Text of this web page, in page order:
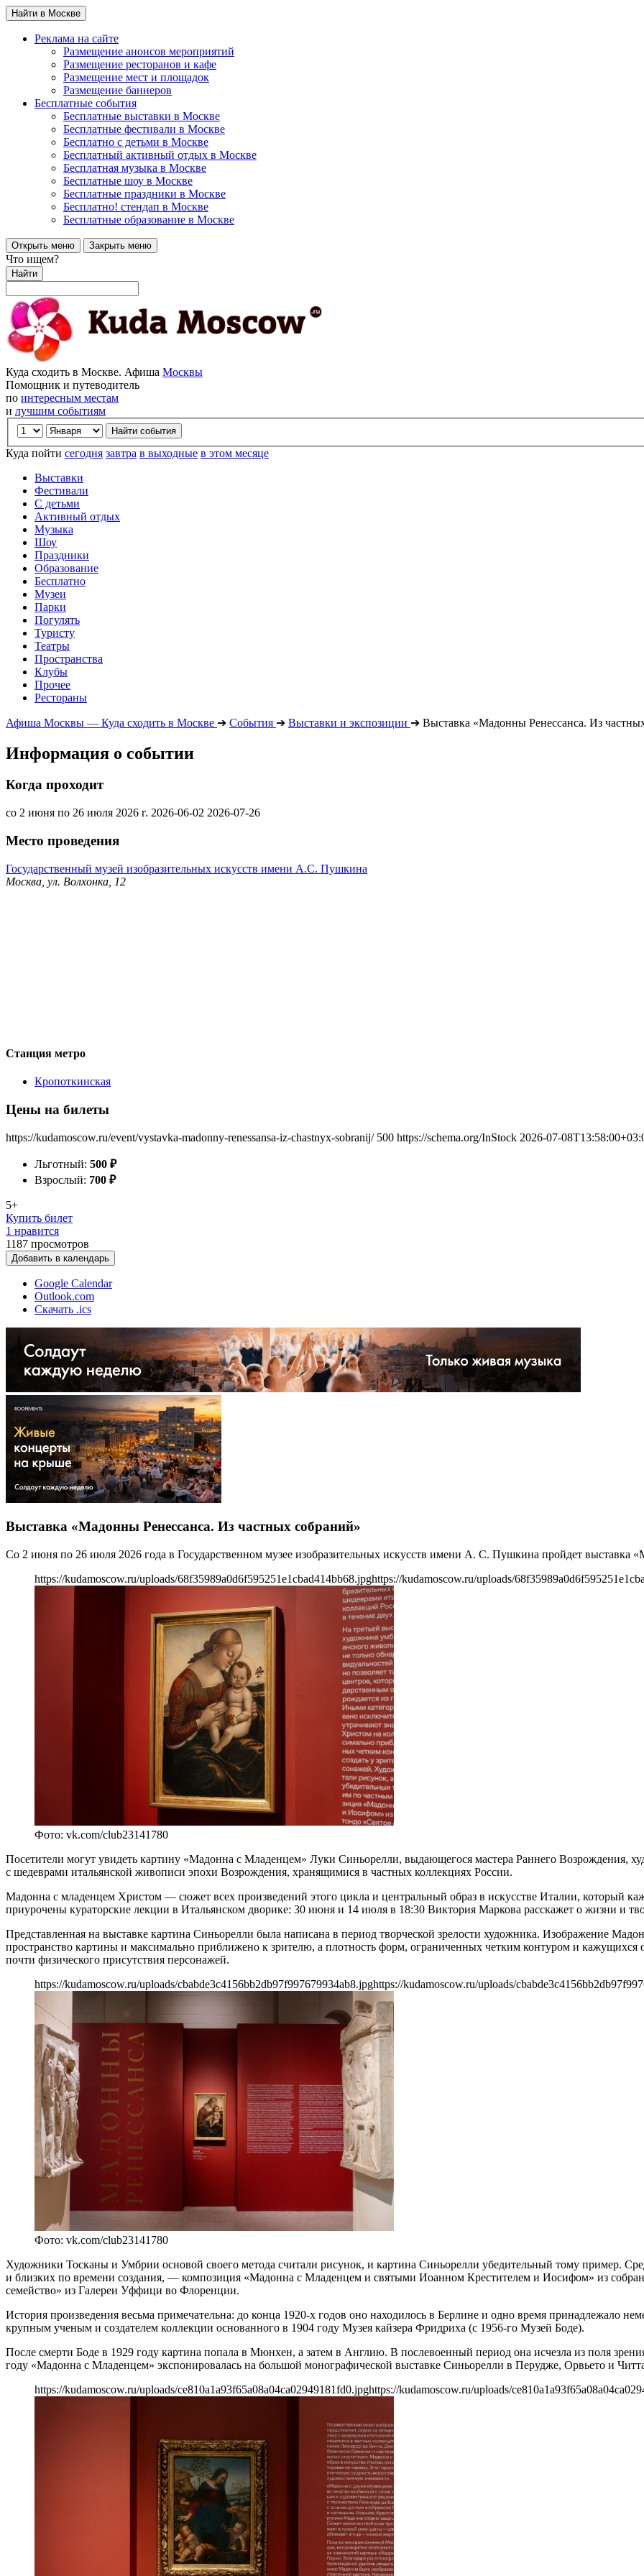
Найти в Москве
Реклама на сайте
Размещение анонсов мероприятий
Размещение ресторанов и кафе
Размещение мест и площадок
Размещение баннеров
Бесплатные события
Бесплатные выставки в Москве
Бесплатные фестивали в Москве
Бесплатно с детьми в Москве
Бесплатный активный отдых в Москве
Бесплатная музыка в Москве
Бесплатные шоу в Москве
Бесплатные праздники в Москве
Бесплатно! стендап в Москве
Бесплатные образование в Москве
Открыть меню Закрыть меню
Что ищем?
Найти
Куда сходить в Москве. Афиша Москвы
Помощник и путеводитель
по интересным местам
и лучшим событиям
Куда пойти сегодня завтра в выходные в этом месяце
Выставки
Фестивали
С детьми
Активный отдых
Музыка
Шоу
Праздники
Образование
Бесплатно
Музеи
Парки
Погулять
Туристу
Театры
Пространства
Клубы
Прочее
Рестораны
Афиша Москвы — Куда сходить в Москве ➔ События ➔ Выставки и экспозиции ➔ Выставка «Мадонны Ренессанса. Из
Информация о событии
Когда проходит
со 2 июня по 26 июля 2026 г. 2026-06-02 2026-07-26
Место проведения
Государственный музей изобразительных искусств имени А.С. Пушкина
Москва, ул. Волхонка, 12
Станция метро
Кропоткинская
Цены на билеты
https://kudamoscow.ru/event/vystavka-madonny-renessansa-iz-chastnyx-sobranij/ 500 https://schema.org/InStock 2026-07-
Льготный: 500 ₽
Взрослый: 700 ₽
5+
Купить билет
1 нравится
1187 просмотров
Добавить в календарь
Google Calendar
Outlook.com
Скачать .ics
Выставка «Мадонны Ренессанса. Из частных собраний»
Со 2 июня по 26 июля 2026 года в Государственном музее изобразительных искусств имени А. С. Пушкина пройдет выставка
https://kudamoscow.ru/uploads/68f35989a0d6f595251e1cbad414bb68.jpghttps://kudamoscow.ru/uploads/
Фото: vk.com/club23141780
Посетители могут увидеть картину «Мадонна с Младенцем» Луки Синьорелли, выдающегося мастера Раннего Возрождения,
с шедеврами итальянской живописи эпохи Возрождения, хранящимися в частных коллекциях России.
Мадонна с младенцем Христом — сюжет всех произведений этого цикла и центральный образ в искусстве Италии, который
приурочены кураторские лекции в Итальянском дворике: 30 июня и 14 июля в 18:30 Виктория Маркова расскажет о жизни и
Представленная на выставке картина Синьорелли была написана в период творческой зрелости художника. Изображение
пространство картины и максимально приближено к зрителю, а плотность форм, ограниченных четким контуром и кажущихся
почти физического присутствия персонажей.
https://kudamoscow.ru/uploads/cbabde3c4156bb2db97f997679934ab8.jpghttps://kudamoscow.ru/uploads/
Фото: vk.com/club23141780
Художники Тосканы и Умбрии основой своего метода считали рисунок, и картина Синьорелли убедительный тому пример.
и близких по времени создания, — композиция «Мадонна с Младенцем и святыми Иоанном Крестителем и Иосифом» из
семейство» из Галереи Уффици во Флоренции.
История произведения весьма примечательна: до конца 1920-х годов оно находилось в Берлине и одно время принадлежало
крупным ученым и создателем коллекции основанного в 1904 году Музея кайзера Фридриха (с 1956-го Музей Боде).
После смерти Боде в 1929 году картина попала в Мюнхен, а затем в Англию. В послевоенный период она исчезла из поля
году «Мадонна с Младенцем» экспонировалась на большой монографической выставке Синьорелли в Перудже, Орвьето и
https://kudamoscow.ru/uploads/ce810a1a93f65a08a04ca02949181fd0.jpghttps://kudamoscow.ru/uploads/